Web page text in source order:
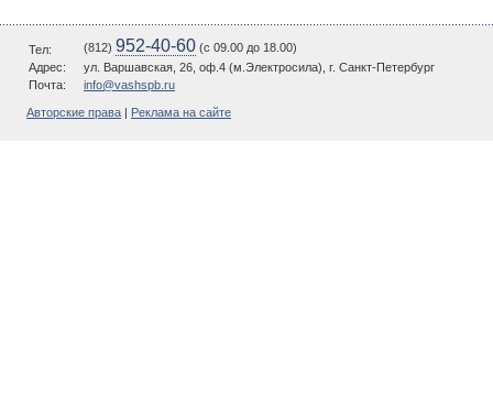
Тел: (812) 952-40-60 (c 09.00 до 18.00)
Адрес:
ул. Варшавская, 26, оф.4 (м.Электросила), г. Санкт-Петербург
Почта:
info@vashspb.ru
Авторские права Реклама на сайте